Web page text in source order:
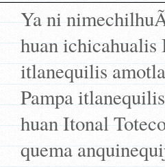
Ya ni
huan ichicahualis
itlanequilis
Pampa
huan Itonal
quema